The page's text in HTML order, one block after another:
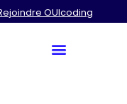
OUIcoding